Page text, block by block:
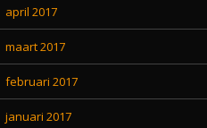
april 2017
maart 2017
februari 2017
januari 2017